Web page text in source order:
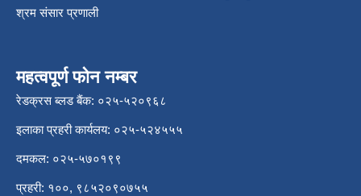
श्रम संसार प्रणाली
महत्वपूर्ण फोन नम्बर
रेडक्रस ब्लड बैंक: ०२५-५२०९६८
इलाका प्रहरी कार्यलय: ०२५-५२४५५५
दमकल: ०२५-५७०१९९
प्रहरी: १००, ९८५२०९०७५५